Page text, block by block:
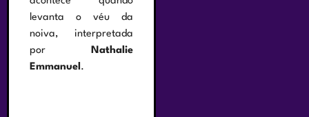
levanta o véu da
noiva, interpretada
por
Nathalie
Emmanuel .